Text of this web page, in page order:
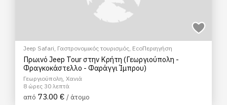
Jeep Safari, Γαστρονομικός τουρισμός, EcoΠεριηγήση
Πρωινό Jeep Tour στην Κρήτη (Γεωργιούπολη -
Φραγκοκάστελλο - Φαράγγι Ίμπρου)
Γεωργιούπολη, Χανιά
8 ώρες 30 λεπτά
από 73.00 € / άτομο